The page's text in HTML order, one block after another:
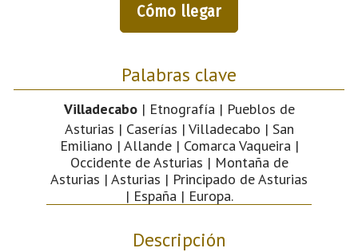
Cómo llegar
Palabras clave
Villadecabo| Etnografía | Pueblos de
Asturias | Caserías | Villadecabo | San
Emiliano | Allande | Comarca Vaqueira |
Occidente de Asturias | Montaña de
Asturias | Asturias | Principado de Asturias
| España | Europa.
Descripción